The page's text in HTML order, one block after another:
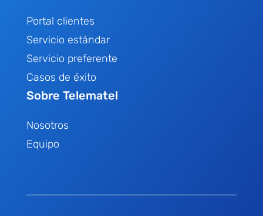
Portal clientes
Servicio estándar
Servicio preferente
Casos de éxito
Sobre Telematel
Nosotros
Equipo